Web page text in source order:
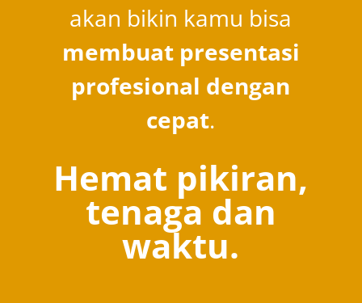
akan bikin kamu bisa
membuat presentasi
profesional dengan
cepat.
Hemat pikiran,
tenaga dan
waktu.